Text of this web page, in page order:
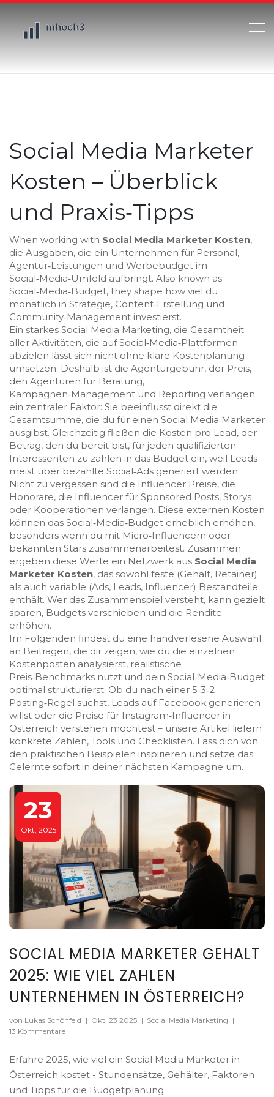
Social Media Marketer
Kosten – Überblick
und Praxis‑Tipps
When working with Social Media Marketer Kosten,
die Ausgaben, die ein Unternehmen für Personal,
Agentur‑Leistungen und Werbebudget im
Social‑Media‑Umfeld aufbringt. Also known as
Social‑Media‑Budget, they shape how viel du
monatlich in Strategie, Content‑Erstellung und
Community‑Management investierst.
Ein starkes Social Media Marketing, die Gesamtheit
aller Aktivitäten, die auf Social‑Media‑Plattformen
abzielen lässt sich nicht ohne klare Kostenplanung
umsetzen. Deshalb ist die Agenturgebühr, der Preis,
den Agenturen für Beratung,
Kampagnen‑Management und Reporting verlangen
ein zentraler Faktor: Sie beeinflusst direkt die
Gesamtsumme, die du für einen Social Media Marketer
ausgibst. Gleichzeitig fließen die Kosten pro Lead, der
Betrag, den du bereit bist, für jeden qualifizierten
Interessenten zu zahlen in das Budget ein, weil Leads
meist über bezahlte Social‑Ads generiert werden.
Nicht zu vergessen sind die Influencer Preise, die
Honorare, die Influencer für Sponsored Posts, Storys
oder Kooperationen verlangen. Diese externen Kosten
können das Social‑Media‑Budget erheblich erhöhen,
besonders wenn du mit Micro‑Influencern oder
bekannten Stars zusammenarbeitest. Zusammen
ergeben diese Werte ein Netzwerk aus Social Media
Marketer Kosten, das sowohl feste (Gehalt, Retainer)
als auch variable (Ads, Leads, Influencer) Bestandteile
enthält. Wer das Zusammenspiel versteht, kann gezielt
sparen, Budgets verschieben und die Rendite
erhöhen.
Im Folgenden findest du eine handverlesene Auswahl
an Beiträgen, die dir zeigen, wie du die einzelnen
Kostenposten analysierst, realistische
Preis‑Benchmarks nutzt und dein Social‑Media‑Budget
optimal strukturierst. Ob du nach einer 5‑3‑2
Posting‑Regel suchst, Leads auf Facebook generieren
willst oder die Preise für Instagram‑Influencer in
Österreich verstehen möchtest – unsere Artikel liefern
konkrete Zahlen, Tools und Checklisten. Lass dich von
den praktischen Beispielen inspirieren und setze das
Gelernte sofort in deiner nächsten Kampagne um.
23
Okt, 2025
SOCIAL MEDIA MARKETER GEHALT
2025: WIE VIEL ZAHLEN
UNTERNEHMEN IN ÖSTERREICH?
von Lukas Schönfeld | Okt, 23 2025 | Social Media Marketing |
13 Kommentare
Erfahre 2025, wie viel ein Social Media Marketer in
Österreich kostet - Stundensätze, Gehälter, Faktoren
und Tipps für die Budgetplanung.